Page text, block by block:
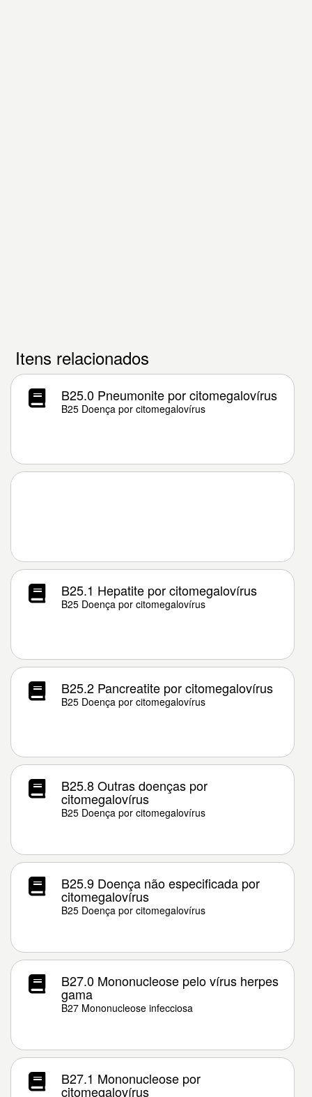
Itens relacionados
B25.0 Pneumonite por citomegalovírus
B25 Doença por citomegalovírus
B25.1 Hepatite por citomegalovírus
B25 Doença por citomegalovírus
B25.2 Pancreatite por citomegalovírus
B25 Doença por citomegalovírus
B25.8 Outras doenças por
citomegalovírus
B25 Doença por citomegalovírus
B25.9 Doença não especificada por
citomegalovírus
B25 Doença por citomegalovírus
B27.0 Mononucleose pelo vírus herpes
gama
B27 Mononucleose infecciosa
B27.1 Mononucleose por
citomegalovírus